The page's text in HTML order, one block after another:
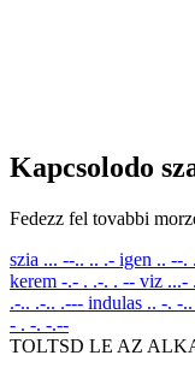
Kapcsolodo
Fedezz fel tovabbi
szia ... --.. .. .- igen .. --.
kerem -.- . .-. . -- viz ...-
.-.. .-.. .--- indulas .. -. -
- . -. -.--
TOLTSD LE AZ